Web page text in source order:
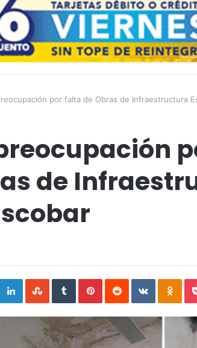
por falta de Obras de Infraestructura
de
LinkedInStumbleUpon
TumblrPinterestReddit VKontakte